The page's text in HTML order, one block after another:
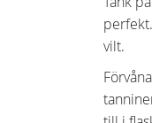
vilt.